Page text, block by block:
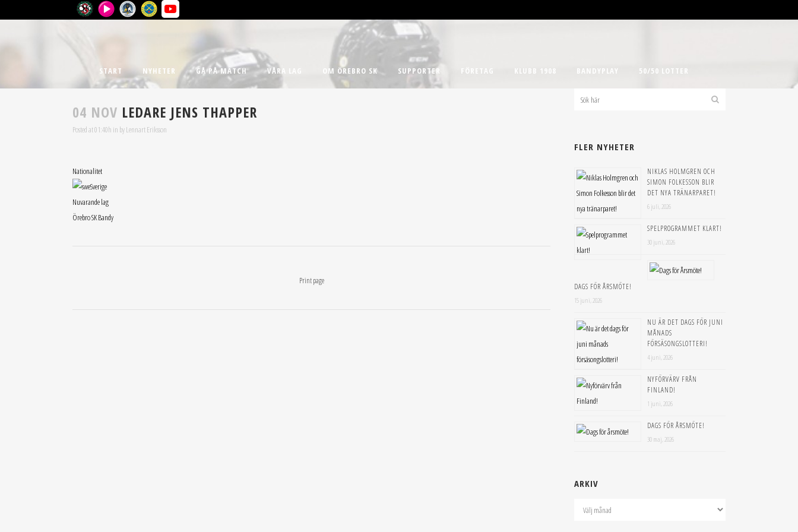
START NYHETER GÅ PÅ MATCH VÅRA LAG OM ÖREBRO SK SUPPORTER FÖRETAG KLUBB 1908 BANDYPLAY 50/50 LOTTER
04 NOV LEDARE JENS THAPPER
Posted at 01:40h in byLennart Eriksson
Nationalitet
Sverige
Nuvarande lag
Örebro SK Bandy
Print page
FLER NYHETER
NIKLAS HOLMGREN OCH
SIMON FOLKESSON BLIR
DET NYA TRÄNARPARET!
6 juli, 2026
SPELPROGRAMMET KLART!
30 juni, 2026
DAGS FÖR ÅRSMÖTE!
15 juni, 2026
NU ÄR DET DAGS FÖR JUNI
MÅNADS
FÖRSÄSONGSLOTTERI!
4 juni, 2026
NYFÖRVÄRV FRÅN
FINLAND!
1 juni, 2026
DAGS FÖR ÅRSMÖTE!
30 maj, 2026
ARKIV
Arkiv